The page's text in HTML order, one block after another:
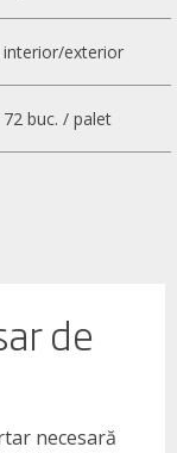
interior/exterior
72 buc. / palet
de
necesară